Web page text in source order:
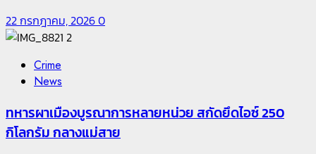
22 กรกฎาคม, 20260
2
Crime
News
ทหารผาเมืองบูรณาการหลายหน่วย สกัดยึดไอซ์ 250
กิโลกรัม กลางแม่สาย